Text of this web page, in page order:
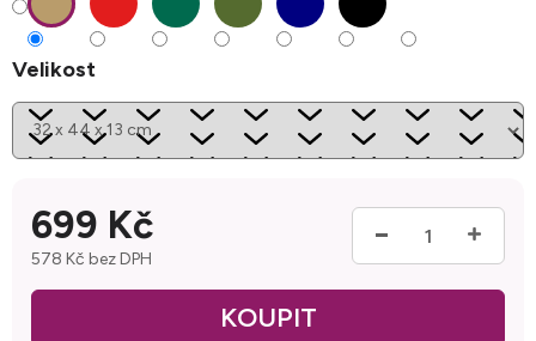
Velikost
699 Kč
578 Kč bez DPH